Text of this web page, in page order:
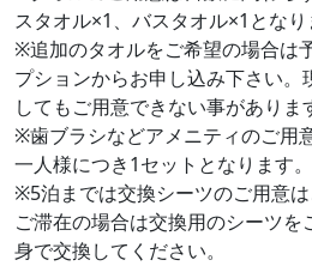
スタオル×1、バスタオル×1となり
※追加のタオルをご希望の場合は
プションからお申し込み下さい。
してもご用意できない事がありま
※歯ブラシなどアメニティのご用
一人様につき1セットとなります。
※5泊までは交換シーツのご用意
ご滞在の場合は交換用のシーツを
身で交換してください。